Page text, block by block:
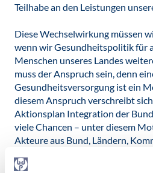
Teilhabe an den Leistungen
Diese Wechselwirkung müssen
wenn wir Gesundheitspolitik für
Menschen unseres Landes
muss der Anspruch sein, denn
Gesundheitsversorgung ist ein
diesem Anspruch verschreibt
Aktionsplan Integration der
viele Chancen – unter diesem
Akteure aus Bund, Ländern,
Integrationsmaßnahmen wir